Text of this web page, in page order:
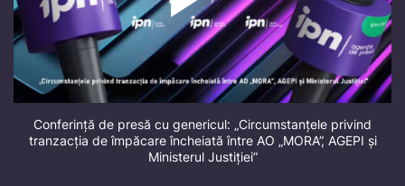
Conferință de presă cu genericul: „Circumstanțele privind
tranzacția de împăcare încheiată între AO „MORA”, AGEPI și
Ministerul Justiției”